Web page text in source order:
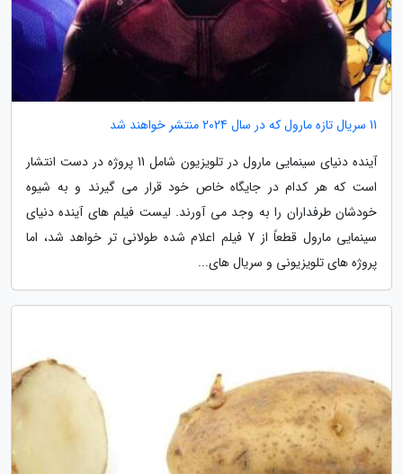
11 سریال تازه مارول که در سال 2024 منتشر خواهند شد
آینده دنیای سینمایی مارول در تلویزیون شامل 11 پروژه در دست انتشار
است که هر کدام در جایگاه خاص خود قرار می گیرند و به شیوه
خودشان طرفداران را به وجد می آورند. لیست فیلم های آینده دنیای
سینمایی مارول قطعاً از 7 فیلم اعلام شده طولانی تر خواهد شد، اما
پروژه های تلویزیونی و سریال های...